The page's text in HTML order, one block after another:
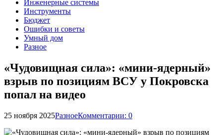
Инженерные системы
Инструменты
Бюджет
Ошибки и советы
Умный дом
Разное
«Чудовищная сила»: «мини-ядерный»
взрыв по позициям ВСУ у Покровска
попал на видео
25 ноября 2025РазноеКомментарии: 0